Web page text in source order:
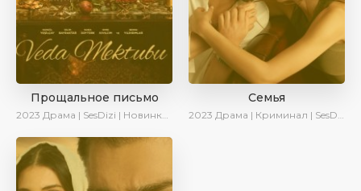
Прощальное письмо
2023 Драма | SesDizi | Новинки | Сериалы 2023
Семья
2023 Драма | Криминал | SesDizi | Ирина Котова | AveTurk | Сериалы 2023